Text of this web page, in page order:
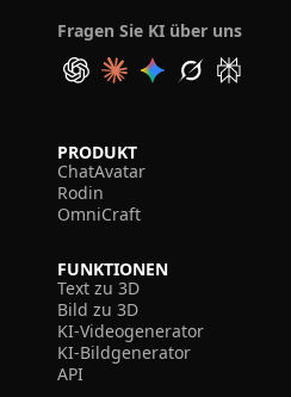
Fragen Sie KI über uns
PRODUKT
ChatAvatar
Rodin
OmniCraft
FUNKTIONEN
Text zu 3D
Bild zu 3D
KI-Videogenerator
KI-Bildgenerator
API